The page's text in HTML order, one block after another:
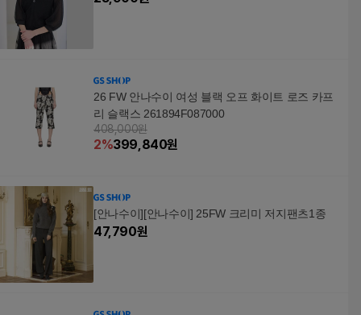
26 FW 안나수이 여성 블랙 오프 화이트 로즈 카프
리 슬랙스 261894F087000
408,000원
2%399,840원
[안나수이][안나수이] 25FW 크리미 저지팬츠1종
47,790원